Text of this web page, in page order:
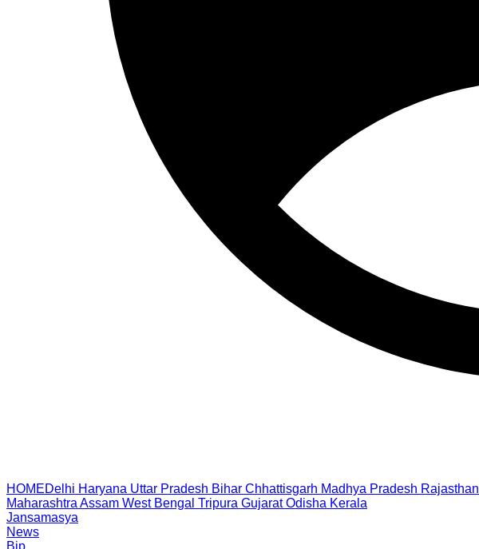
HOMEDelhi Haryana Uttar Pradesh Bihar Chhattisgarh Madhya Pradesh Rajasthan
Maharashtra Assam West Bengal Tripura Gujarat Odisha Kerala
Jansamasya
News
Bjp